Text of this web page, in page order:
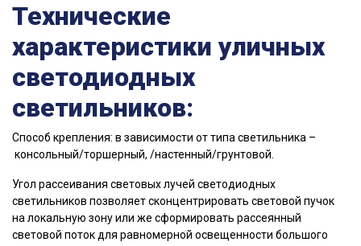
Технические
характеристики уличных
светодиодных
светильников:
Способ крепления: в зависимости от типа светильника –
консольный/торшерный, /настенный/грунтовой.
Угол рассеивания световых лучей светодиодных
светильников позволяет сконцентрировать световой пучок
на локальную зону или же сформировать рассеянный
световой поток для равномерной освещенности большого